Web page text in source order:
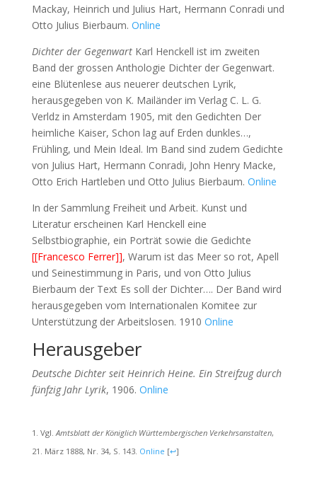
Mackay, Heinrich und Julius Hart, Hermann Conradi und
Otto Julius Bierbaum. Online
Dichter der GegenwartKarl Henckell ist im zweiten
Band der grossen Anthologie Dichter der Gegenwart.
eine Blütenlese aus neuerer deutschen Lyrik,
herausgegeben von K. Mailänder im Verlag C. L. G.
Verldz in Amsterdam 1905, mit den Gedichten Der
heimliche Kaiser, Schon lag auf Erden dunkles…,
Frühling, und Mein Ideal. Im Band sind zudem Gedichte
von Julius Hart, Hermann Conradi, John Henry Macke,
Otto Erich Hartleben und Otto Julius Bierbaum. Online
In der Sammlung Freiheit und Arbeit. Kunst und
Literatur erscheinen Karl Henckell eine
Selbstbiographie, ein Porträt sowie die Gedichte
[[Francesco Ferrer]], Warum ist das Meer so rot, Apell
und Seinestimmung in Paris, und von Otto Julius
Bierbaum der Text Es soll der Dichter…. Der Band wird
herausgegeben vom Internationalen Komitee zur
Unterstützung der Arbeitslosen. 1910 Online
Herausgeber
Deutsche Dichter seit Heinrich Heine. Ein Streifzug durch
fünfzig Jahr Lyrik, 1906. Online
Vgl.Amtsblatt der Königlich Württembergischen Verkehrsanstalten,
21. März 1888, Nr. 34, S. 143. Online [↩]